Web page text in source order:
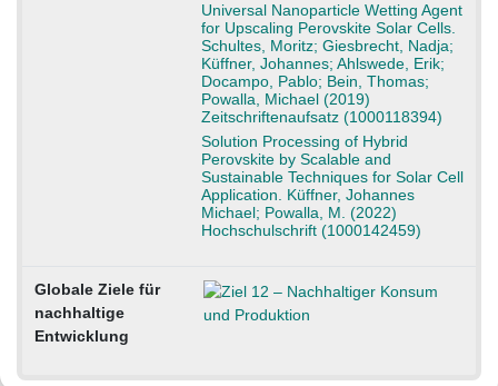
Universal Nanoparticle Wetting Agent
for Upscaling Perovskite Solar Cells.
Schultes, Moritz; Giesbrecht, Nadja;
Küffner, Johannes; Ahlswede, Erik;
Docampo, Pablo; Bein, Thomas;
Powalla, Michael (2019)
Zeitschriftenaufsatz (1000118394)
Solution Processing of Hybrid
Perovskite by Scalable and
Sustainable Techniques for Solar Cell
Application. Küffner, Johannes
Michael; Powalla, M. (2022)
Hochschulschrift (1000142459)
Globale Ziele für
nachhaltige
Entwicklung